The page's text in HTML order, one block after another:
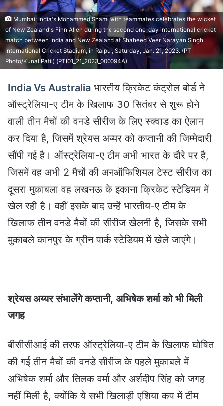
Mumbai: India's Mohammed Shami with teammates celebrates the wicket
of New Zealand's Finn Allen during the second one-day international cricket
match between India and New Zealand at Shaheed Veer Narayan Singh
International Cricket Stadium, in Raipur, Saturday, Jan. 21, 2023. (PTI
Photo/Kunal Patil) (PTI01_21_2023_000094A)
India Vs Australia भारतीय क्रिकेट कंट्रोल बोर्ड ने
ऑस्ट्रेलिया-ए टीम के खिलाफ 30 सितंबर से शुरू होने
वाली तीन मैचों की वनडे सीरीज के लिए स्क्वाड का ऐलान
कर दिया है, जिसमें श्रेयस अय्यर को कप्तानी की जिम्मेदारी
सौंपी गई है। ऑस्ट्रेलिया-ए टीम अभी भारत के दौरे पर है,
जिसमें वह अभी 2 मैचों की अनऑफिशियल टेस्ट सीरीज का
दूसरा मुकाबला वह लखनऊ के इकाना क्रिकेट स्टेडियम में
खेल रही है। वहीं इसके बाद उन्हें भारतीय-ए टीम के
खिलाफ तीन वनडे मैचों की सीरीज खेलनी है, जिसके सभी
मुकाबले कानपुर के ग्रीन पार्क स्टेडियम में खेले जाएंगे।
श्रेयस अय्यर संभालेंगे कप्तानी, अभिषेक शर्मा को भी मिली
जगह
बीसीसीआई की तरफ ऑस्ट्रेलिया-ए टीम के खिलाफ घोषित
की गई तीन मैचों की वनडे सीरीज के पहले मुकाबले में
अभिषेक शर्मा और तिलक वर्मा और अर्शदीप सिंह को जगह
नहीं मिली है, क्योंकि ये सभी खिलाड़ी एशिया कप में टीम